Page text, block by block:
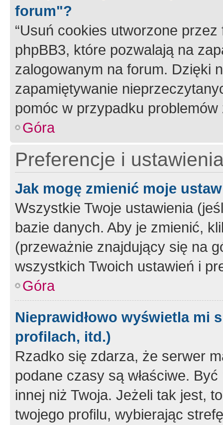
forum"?
“Usuń cookies utworzone
phpBB3, które pozwalają na
zalogowanym na forum. Dzięki
zapamiętywanie
pomóc w przypadku
Góra
Preferencje i
Jak mogę zmienić moje
Wszystkie Twoje ustawienia
bazie danych. Aby je zmienić,
(przeważnie znajdujący się na
wszystkich Twoich ustawień i
Góra
Nieprawidłowo wyświetla mi
profilach, itd.)
Rzadko się zdarza, że serwer
podane czasy są właściwe.
innej niż Twoja. Jeżeli tak jest,
twojego profilu, wybierając